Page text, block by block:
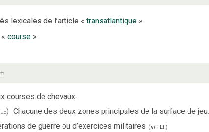
lexicales de l’article «transatlantique »
«course »
courses de chevaux.
Chacune des deux zones principales de la surface de jeu.
de guerre ou d’exercices militaires. (inTLF)